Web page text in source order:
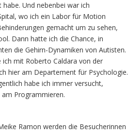
Und nebenbei war ich
wo ich ein Labor für Motion
gemacht um zu sehen,
Dann hatte ich die Chance, in
die Gehirn-Dynamiken von Autisten.
mit Roberto Caldara von der
hier am Departement für Psychologie.
habe ich immer versucht,
Programmieren.
Ramon werden die Besucherinnen